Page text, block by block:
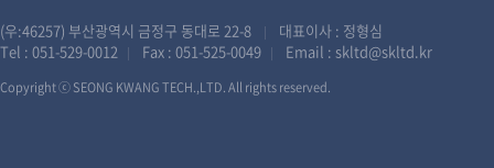
(우:46257) 부산광역시 금정구 동대로 22-8 |
대표이사 : 정형심
Tel : 051-529-0012 | Fax : 051-525-0049 | Email : skltd@skltd.kr
Copyright ⓒ SEONG KWANG TECH.,LTD. All rights reserved.